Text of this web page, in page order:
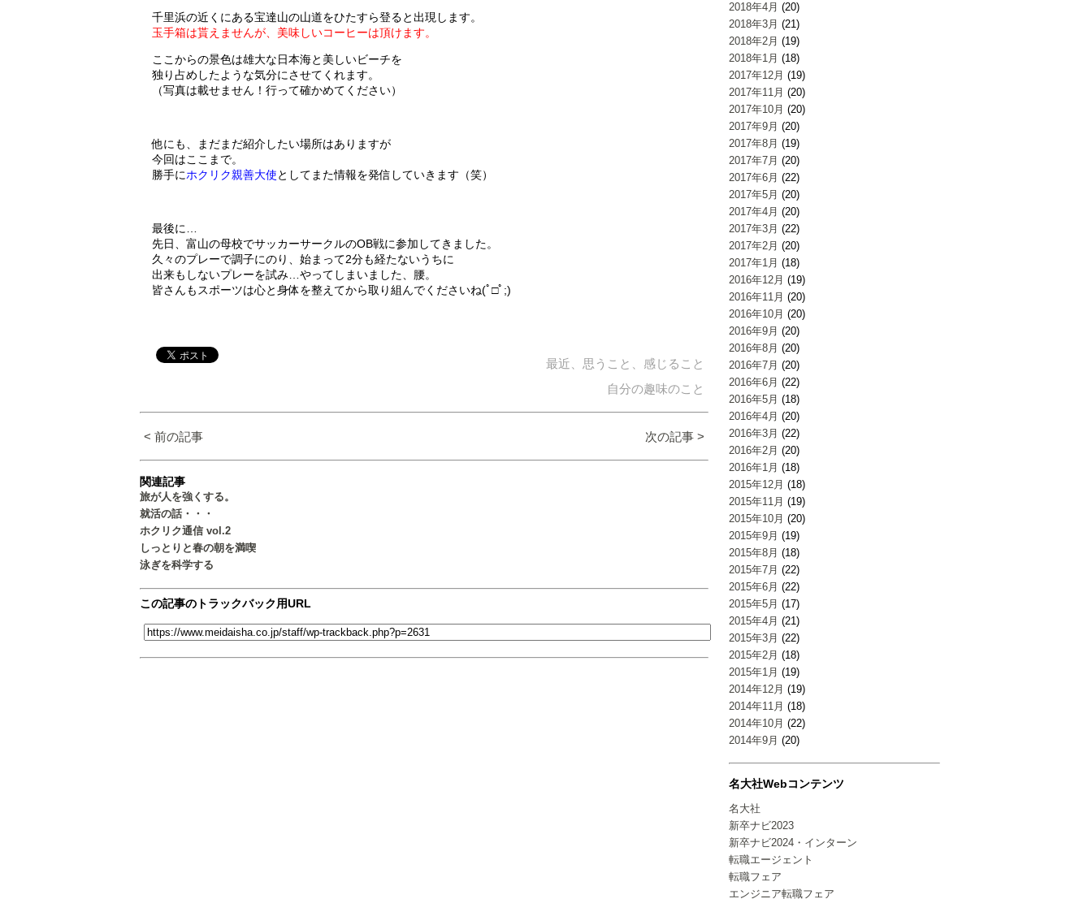
2018年4月 (20)
2018年3月 (21)
2018年2月 (19)
2018年1月 (18)
2017年12月 (19)
2017年11月 (20)
2017年10月 (20)
2017年9月 (20)
2017年8月 (19)
2017年7月 (20)
2017年6月 (22)
2017年5月 (20)
2017年4月 (20)
2017年3月 (22)
2017年2月 (20)
2017年1月 (18)
2016年12月 (19)
2016年11月 (20)
2016年10月 (20)
2016年9月 (20)
2016年8月 (20)
2016年7月 (20)
2016年6月 (22)
2016年5月 (18)
2016年4月 (20)
2016年3月 (22)
2016年2月 (20)
2016年1月 (18)
2015年12月 (18)
2015年11月 (19)
2015年10月 (20)
2015年9月 (19)
2015年8月 (18)
2015年7月 (22)
2015年6月 (22)
2015年5月 (17)
2015年4月 (21)
2015年3月 (22)
2015年2月 (18)
2015年1月 (19)
2014年12月 (19)
2014年11月 (18)
2014年10月 (22)
2014年9月 (20)
名大社Webコンテンツ
名大社
新卒ナビ2023
新卒ナビ2024・インターン
転職エージェント
転職フェア
エンジニア転職フェア
千里浜の近くにある宝達山の山道をひたすら登ると出現します。
玉手箱は貰えませんが、美味しいコーヒーは頂けます。
ここからの景色は雄大な日本海と美しいビーチを
独り占めしたような気分にさせてくれます。
（写真は載せません！行って確かめてください）
他にも、まだまだ紹介したい場所はありますが
今回はここまで。
勝手にホクリク親善大使としてまた情報を発信していきます（笑）
最後に…
先日、富山の母校でサッカーサークルのOB戦に参加してきました。
久々のプレーで調子にのり、始まって2分も経たないうちに
出来もしないプレーを試み…やってしまいました、腰。
皆さんもスポーツは心と身体を整えてから取り組んでくださいね(ﾟ□ﾟ;)
最近、思うこと、感じること
自分の趣味のこと
< 前の記事 次の記事 >
関連記事
旅が人を強くする。
就活の話・・・
ホクリク通信 vol.2
しっとりと春の朝を満喫
泳ぎを科学する
この記事のトラックバック用URL